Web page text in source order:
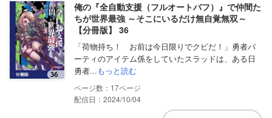
俺の『全自動支援（フルオートバフ）』で仲間た
ちが世界最強 ～そこにいるだけ無自覚無双～
【分冊版】 36
「荷物持ち！ お前は今日限りでクビだ！」勇者パ
ーティのアイテム係をしていたスラッドは、ある日
勇者...もっと読む
17
配信日：2024/10/04